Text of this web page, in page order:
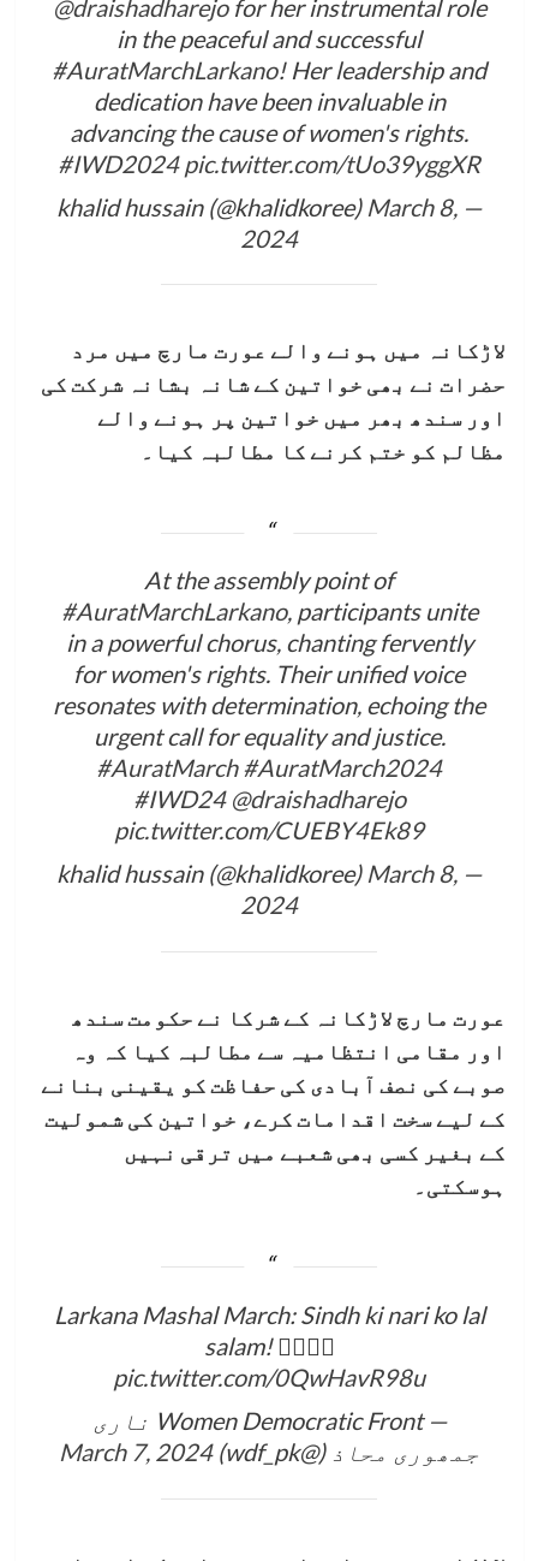
@draishadharejofor her instrumental role
in the peaceful and successful
#AuratMarchLarkano! Her leadership and
dedication have been invaluable in
advancing the cause of women's rights.
#IWD2024 pic.twitter.com/tUo39yggXR
— khalid hussain (@khalidkoree)
March 8,
2024
لاڑکانہ میں ہونے والے عورت مارچ میں مرد
حضرات نے بھی خواتین کے شانہ بشانہ شرکت کی
اور سندھ بھر میں خواتین پر ہونے والے
مظالم کو ختم کرنے کا مطالبہ کیا۔
At the assembly point of
#AuratMarchLarkano, participants unite
in a powerful chorus, chanting fervently
for women's rights. Their unified voice
resonates with determination, echoing the
urgent call for equality and justice.
#AuratMarch #AuratMarch2024
#IWD24 @draishadharejo
pic.twitter.com/CUEBY4Ek89
— khalid hussain (@khalidkoree)
March 8,
2024
عورت مارچ لاڑکانہ کے شرکا نے حکومت سندھ
اور مقامی انتظامیہ سے مطالبہ کیا کہ وہ
صوبے کی نصف آبادی کی حفاظت کو یقینی بنانے
کے لیے سخت اقدامات کرے، خواتین کی شمولیت
کے بغیر کسی بھی شعبے میں ترقی نہیں
ہوسکتی۔
Larkana Mashal March: Sindh ki nari ko lal
salam! ✊🏼❤️‍🔥
pic.twitter.com/0QwHavR98u
— Women Democratic Front ناری
جمھوری محاذ (@wdf_pk)
March 7, 2024